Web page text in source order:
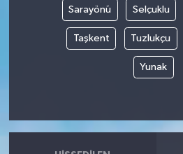
Sarayönü Selçuklu
Taşkent Tuzlukçu
Yunak